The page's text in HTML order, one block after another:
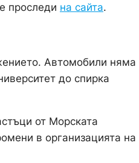
проследи на сайта.
Автомобили няма
до спирка
от Морската
в организацията на